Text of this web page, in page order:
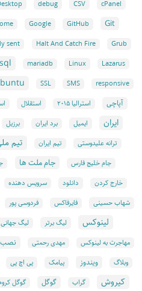
cPanel
CSV
debug
Git
GitHub
Google
Grub
Halt And Catch Fire
sent
Lazarus
Linux
mariadb
responsive
SMS
SSL
آپاچی استرالیا ۲۰۱۵ استقلال
ایران
ایمیل برد ایران برزیل
ترانه علیدوستی
تیم ایران تیم
جام خلیج فارس جام ملت ها
خارج کردن
دانلود سرویس دهنده
شهاب حسینی فایرفاکس فردوسی پور
لینوکس لیگ برتر لیگ جهانی
مهاجرت به لینوکس
مهدی رحمتی نصب
وبلاگ ویندوز پیامک پی اچ پی
کیروش گراب گوگل گوگل